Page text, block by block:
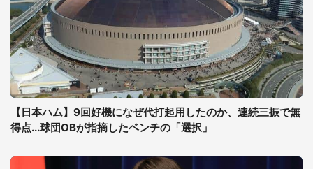
【日本ハム】9回好機になぜ代打起用したのか、連続三振で無
得点...球団OBが指摘したベンチの「選択」